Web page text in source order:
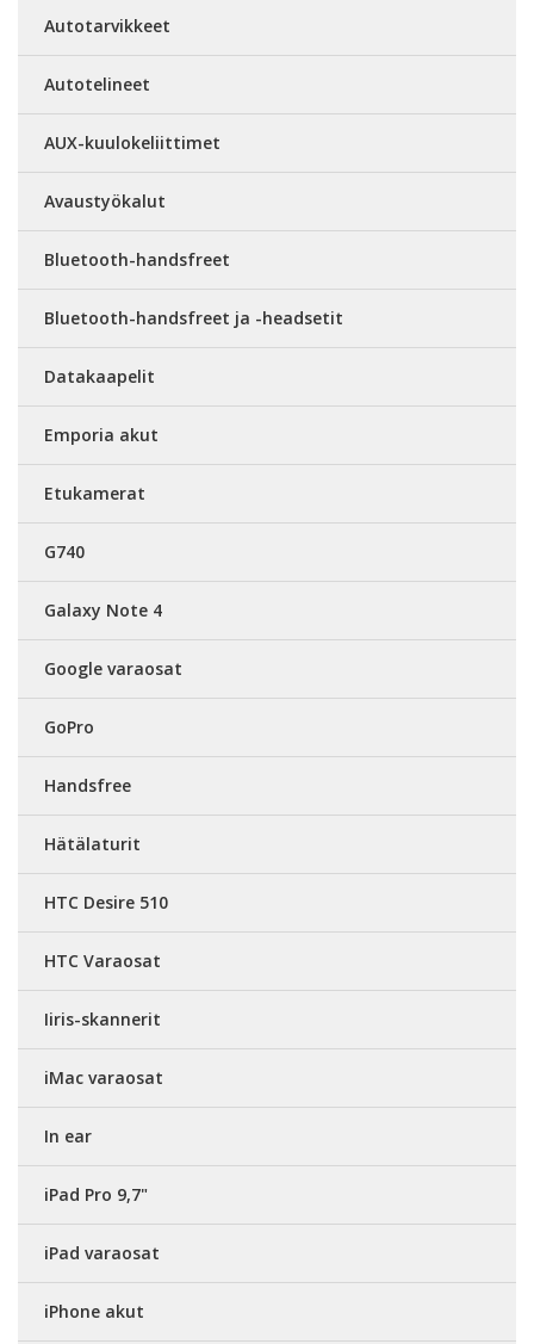
Autotarvikkeet
Autotelineet
AUX-kuulokeliittimet
Avaustyökalut
Bluetooth-handsfreet
Bluetooth-handsfreet ja -headsetit
Datakaapelit
Emporia akut
Etukamerat
G740
Galaxy Note 4
Google varaosat
GoPro
Handsfree
Hätälaturit
HTC Desire 510
HTC Varaosat
Iiris-skannerit
iMac varaosat
In ear
iPad Pro 9,7"
iPad varaosat
iPhone akut